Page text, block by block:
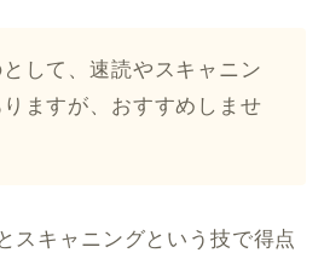
して、速読やスキャニン
ますが、おすすめしませ
スキャニングという技で得点